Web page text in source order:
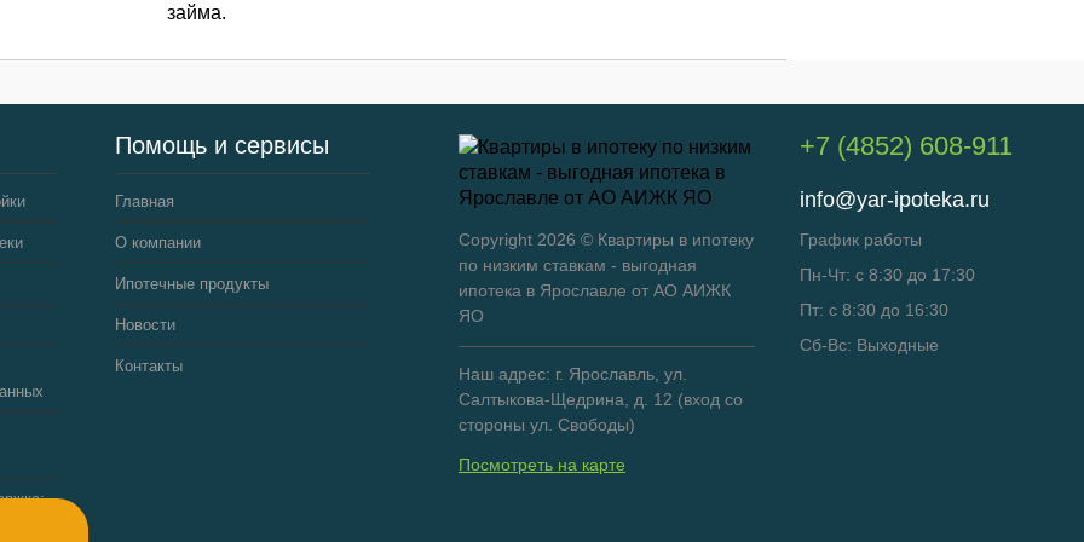
займа.
Помощь и сервисы
Главная
О компании
Ипотечные продукты
Новости
Контакты
Copyright 2026 © Квартиры в ипотеку
по низким ставкам - выгодная
ипотека в Ярославле от АО АИЖК
ЯО
Наш адрес: г. Ярославль, ул.
Салтыкова-Щедрина, д. 12 (вход со
стороны ул. Свободы)
Посмотреть на карте
+7 (4852) 608-911
info@yar-ipoteka.ru
График работы
Пн-Чт: с 8:30 до 17:30
Пт: с 8:30 до 16:30
Сб-Вс: Выходные